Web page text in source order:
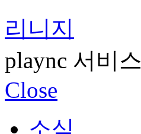
리니지
plaync 서비스
Close
소식